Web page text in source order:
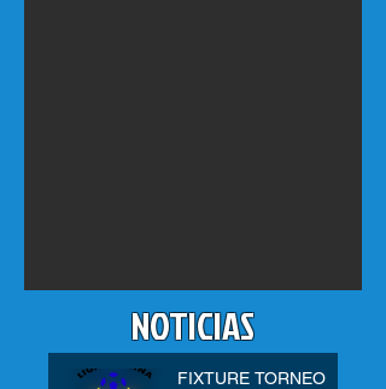
NOTICIAS
FIXTURE TORNEO